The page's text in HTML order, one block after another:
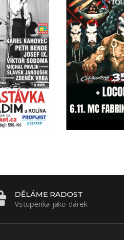
DĚLÁME RADOST
Vstupenka jako dárek